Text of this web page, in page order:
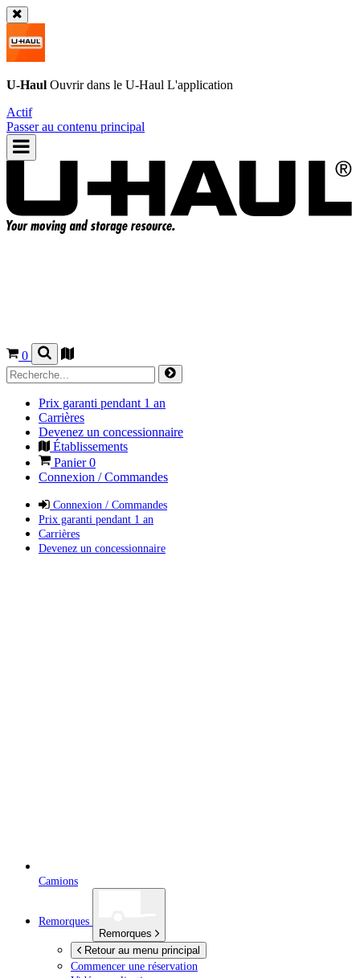
U-Haul Ouvrir dans le U-Haul L'application
Actif
Passer au contenu principal
0
Prix garanti pendant 1 an
Carrières
Devenez un concessionnaire
Établissements
Panier0
Connexion / Commandes
Connexion / Commandes
Prix garanti pendant 1 an
Carrières
Devenez un concessionnaire
Camions
Remorques
Remorques
Retour au menu principal
Commencer une réservation